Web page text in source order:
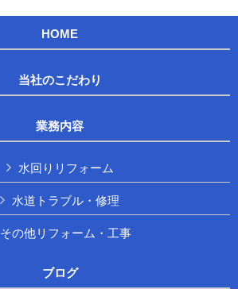
HOME
当社のこだわり
業務内容
水回りリフォーム
水道トラブル・修理
その他リフォーム・工事
ブログ